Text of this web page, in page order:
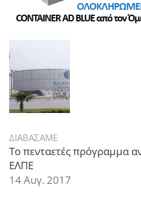
ΔΙΑΒΑΣΑΜΕ
Το πενταετές πρόγραμμα
ΕΛΠΕ
14 Αυγ. 2017